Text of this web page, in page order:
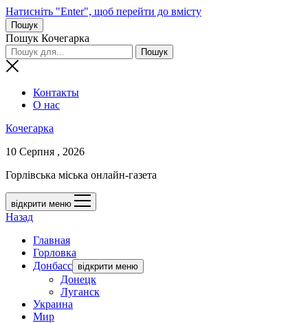
Натисніть "Enter", щоб перейти до вмісту
Пошук
Пошук Кочегарка
Контакты
О нас
Кочегарка
10 Серпня , 2026
Горлівська міська онлайн-газета
відкрити меню
Назад
Главная
Горловка
Донбасс відкрити меню
Донецк
Луганск
Украина
Мир